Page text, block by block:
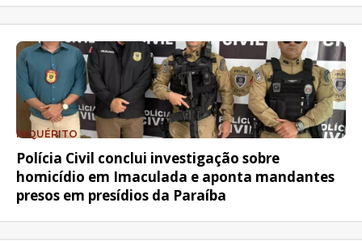
INQUÉRITO
Polícia Civil conclui investigação sobre
homicídio em Imaculada e aponta mandantes
presos em presídios da Paraíba